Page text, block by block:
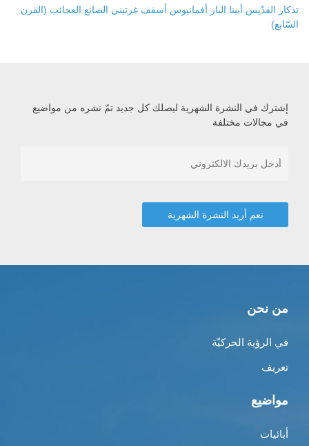
تذكار القدّيس أبينا البار أفمانيوس أسقف غرتيني الصانع العجائب (القرن
السّابع)
إشترك في النشرة الشهرية ليصلك كل جديد تمّ نشره من مواضيع
في مجالات مختلفة
من نحن
في الرؤية الحركيّة
تعريف
مواضيع
أبائيات